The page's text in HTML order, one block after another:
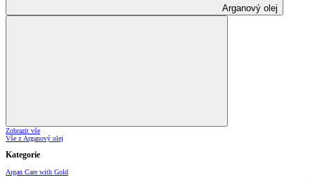
Arganový olej
Zobrazit vše
Vše z Arganový olej
Kategorie
Argan Care with Gold